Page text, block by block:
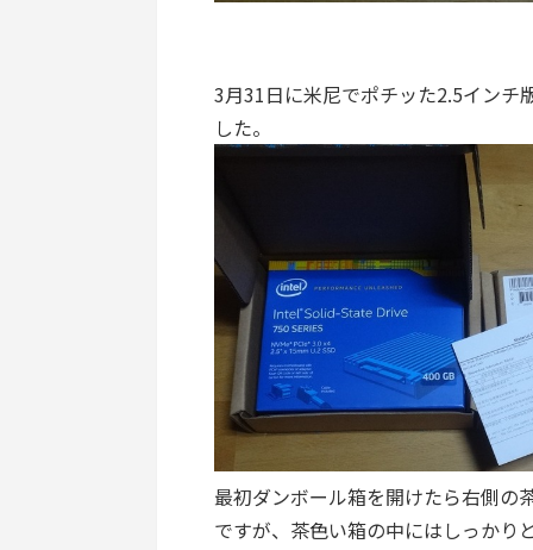
3月31日に米尼でポチッた2.5インチ
した。
最初ダンボール箱を開けたら右側の
ですが、茶色い箱の中にはしっかり